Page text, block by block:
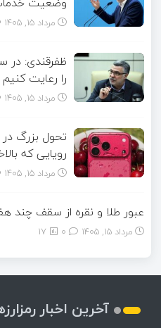
مرداد ۱۵, ۱۴۰۵
ظفرقندی: در
را رعایت کنیم
مرداد ۱۵, ۱۴۰۵
رویایی که
مرداد ۱۵, ۱۴۰۵
عبور طلا و نقره از سقف چند
مرداد ۱۵, ۱۴۰۵ 17
آخرین اخبار